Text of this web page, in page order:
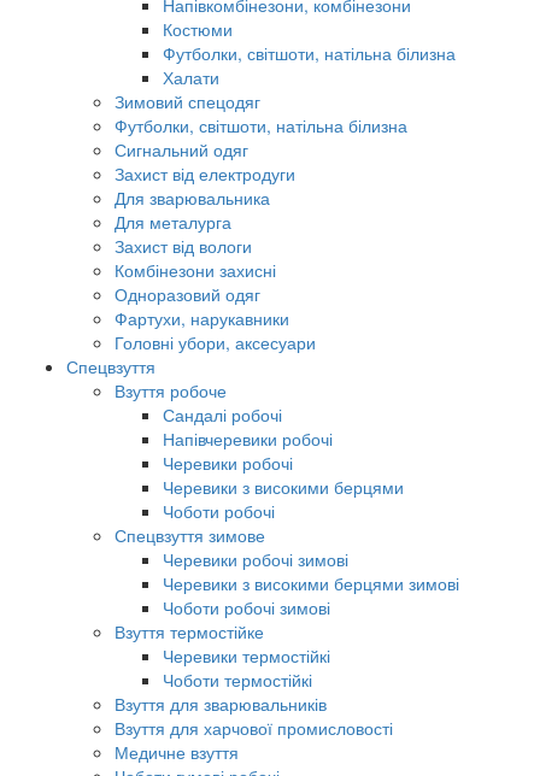
Напівкомбінезони, комбінезони
Костюми
Футболки, світшоти, натільна білизна
Халати
Зимовий спецодяг
Футболки, світшоти, натільна білизна
Сигнальний одяг
Захист від електродуги
Для зварювальника
Для металурга
Захист від вологи
Комбінезони захисні
Одноразовий одяг
Фартухи, нарукавники
Головні убори, аксесуари
Спецвзуття
Взуття робоче
Сандалі робочі
Напівчеревики робочі
Черевики робочі
Черевики з високими берцями
Чоботи робочі
Спецвзуття зимове
Черевики робочі зимові
Черевики з високими берцями зимові
Чоботи робочі зимові
Взуття термостійке
Черевики термостійкі
Чоботи термостійкі
Взуття для зварювальників
Взуття для харчової промисловості
Медичне взуття